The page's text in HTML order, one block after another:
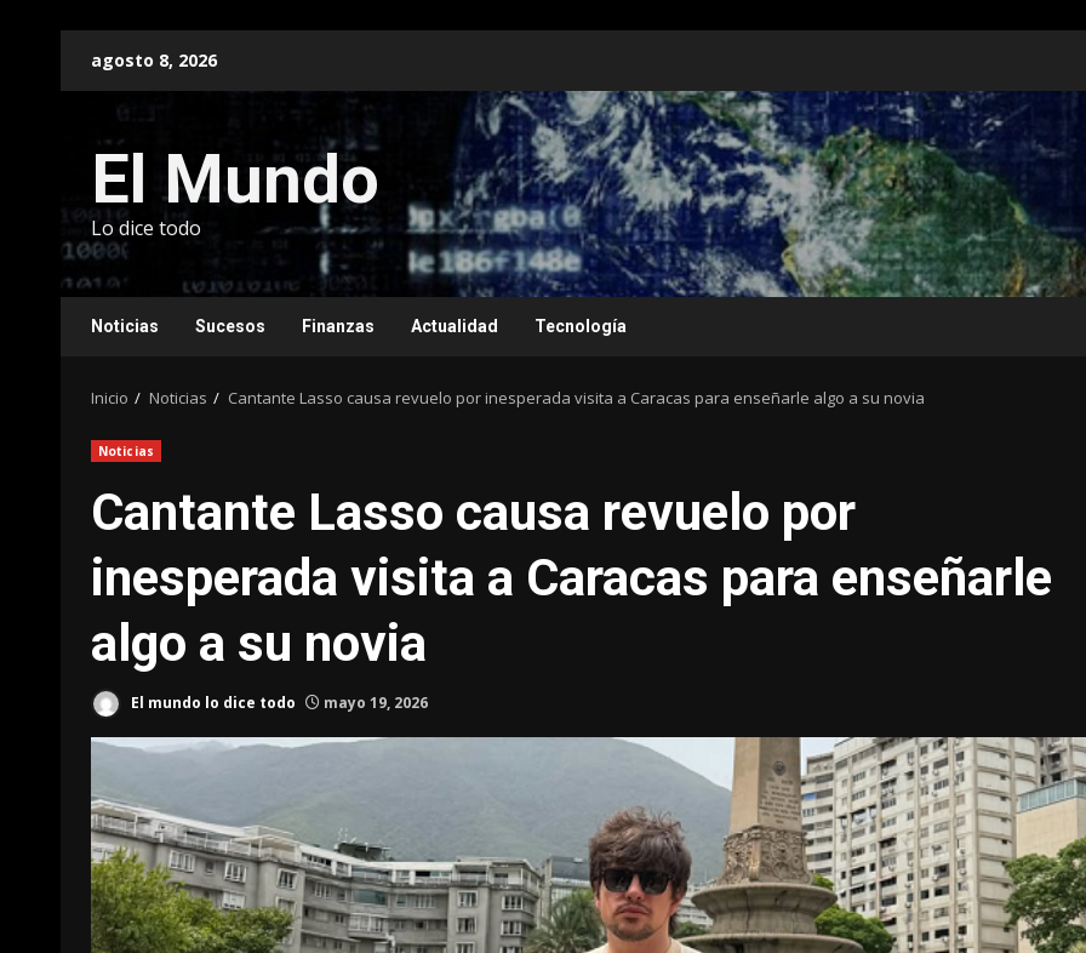
agosto 8, 2026
El Mundo
Lo dice todo
Noticias Sucesos Finanzas Actualidad Tecnología
Inicio Noticias Cantante Lasso causa revuelo por inesperada visita a Caracas para enseñarle algo a su novia
Noticias
Cantante Lasso causa revuelo por
inesperada visita a Caracas para enseñarle
algo a su novia
El mundo lo dice todo mayo 19, 2026